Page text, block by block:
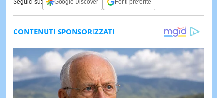
Seguici su: Google Discover Fonti preferite